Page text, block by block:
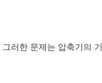
러한 문제는 압축기의